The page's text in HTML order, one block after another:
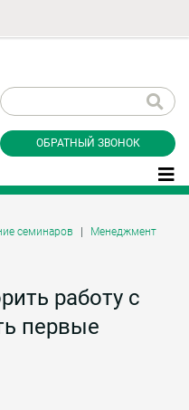
ОБРАТНЫЙ ЗВОНОК
семинаров
Менеджмент
работу с
первые
персональных